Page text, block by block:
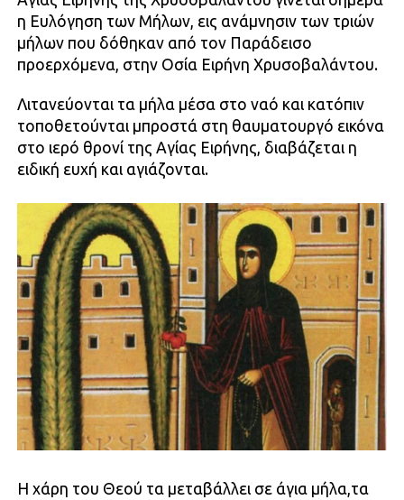
η Ευλόγηση των Μήλων, εις ανάμνησιν των τριών
μήλων που δόθηκαν από τον Παράδεισο
προερχόμενα, στην Οσία Ειρήνη Χρυσοβαλάντου.
Λιτανεύονται τα μήλα μέσα στο ναό και κατόπιν
τοποθετούνται μπροστά στη θαυματουργό εικόνα
στο ιερό θρονί της Αγίας Ειρήνης, διαβάζεται η
ειδική ευχή και αγιάζονται.
Η χάρη του Θεού τα μεταβάλλει σε άγια μήλα,τα